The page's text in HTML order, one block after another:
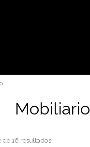
Mobiliario
de 16 resultados